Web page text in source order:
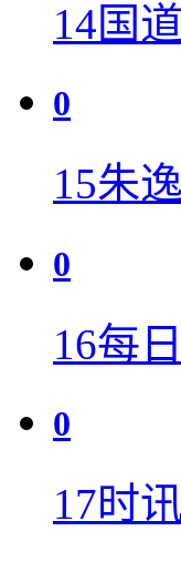
14国
0
15朱
0
16每
0
17时